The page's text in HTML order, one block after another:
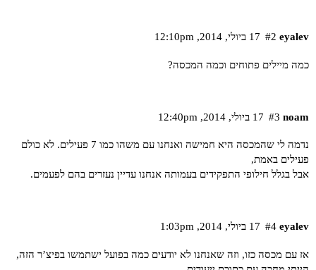
eyalev 17 ביולי,‏ 2014,‏ 12:10pm #2
כמה מיילים פתוחים וכמה המכסה?
noam 17 ביולי,‏ 2014,‏ 12:40pm #3
נדמה לי שהמכסה היא חמישה ואנחנו עם משהו כמו 7 פעילים. לא כולם
פעילים באמת,
אבל בגלל חילופי התפקידים בעמותה אנחנו עדיין נעזרים בהם לפעמים.
eyalev 17 ביולי,‏ 2014,‏ 1:03pm #4
אז עם מכסה כזו, וזה שאנחנו לא יודעים כמה בפועל ישתמשו בפיצ’ר הזה,